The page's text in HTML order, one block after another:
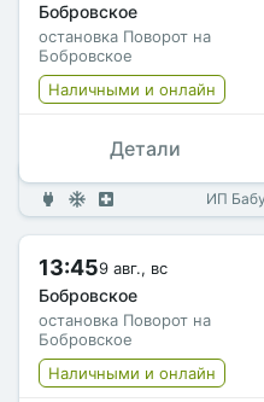
Бобровское
остановка Поворот на
Бобровское
Наличными и онлайн
Детали
ИП
13:459 авг., вс
Бобровское
остановка Поворот на
Бобровское
Наличными и онлайн